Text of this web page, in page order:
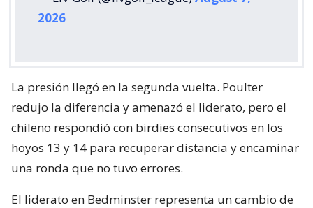
2026
La presión llegó en la segunda vuelta. Poulter
redujo la diferencia y amenazó el liderato, pero el
chileno respondió con birdies consecutivos en los
hoyos 13 y 14 para recuperar distancia y encaminar
una ronda que no tuvo errores.
El liderato en Bedminster representa un cambio de